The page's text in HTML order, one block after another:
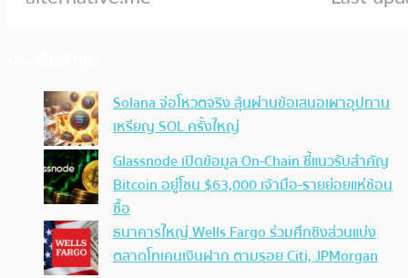
Solana จ่อโหวตจริง ลุ้นผ่านข้อเสนอเผาอุปทาน
เหรียญ SOL ครั้งใหญ่
Glassnode เปิดข้อมูล On-Chain ชี้แนวรับสำคัญ
Bitcoin อยู่โซน $63,000 เจ้ามือ-รายย่อยแห่ช้อน
ซื้อ
ธนาคารใหญ่ Wells Fargo ร่วมศึกชิงส่วนแบ่ง
ตลาดโทเคนเงินฝาก ตามรอย Citi, JPMorgan